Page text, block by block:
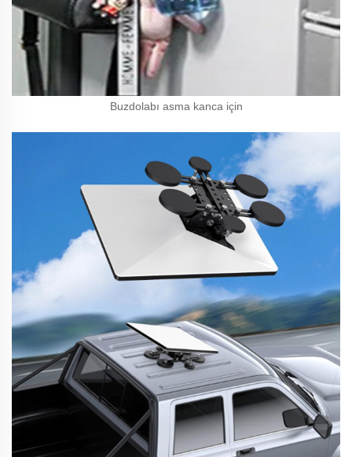
Buzdolabı asma kanca için